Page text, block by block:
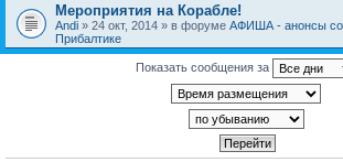
Мероприятия на Корабле!
Andi » 24 окт, 2014 » в форуме АФИША - анонсы
Прибалтике
Показать сообщения за